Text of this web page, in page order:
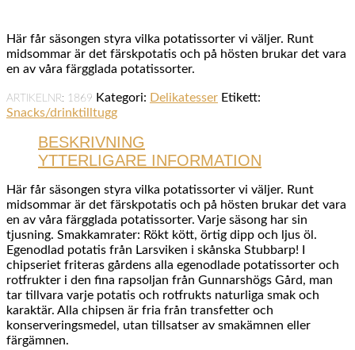
Här får säsongen styra vilka potatissorter vi väljer. Runt
midsommar är det färskpotatis och på hösten brukar det vara
en av våra färgglada potatissorter.
ARTIKELNR: 1869 Kategori: Delikatesser Etikett:
Snacks/drinktilltugg
BESKRIVNING
YTTERLIGARE INFORMATION
Här får säsongen styra vilka potatissorter vi väljer. Runt
midsommar är det färskpotatis och på hösten brukar det vara
en av våra färgglada potatissorter. Varje säsong har sin
tjusning. Smakkamrater: Rökt kött, örtig dipp och ljus öl.
Egenodlad potatis från Larsviken i skånska Stubbarp! I
chipseriet friteras gårdens alla egenodlade potatissorter och
rotfrukter i den fina rapsoljan från Gunnarshögs Gård, man
tar tillvara varje potatis och rotfrukts naturliga smak och
karaktär. Alla chipsen är fria från transfetter och
konserveringsmedel, utan tillsatser av smakämnen eller
färgämnen.